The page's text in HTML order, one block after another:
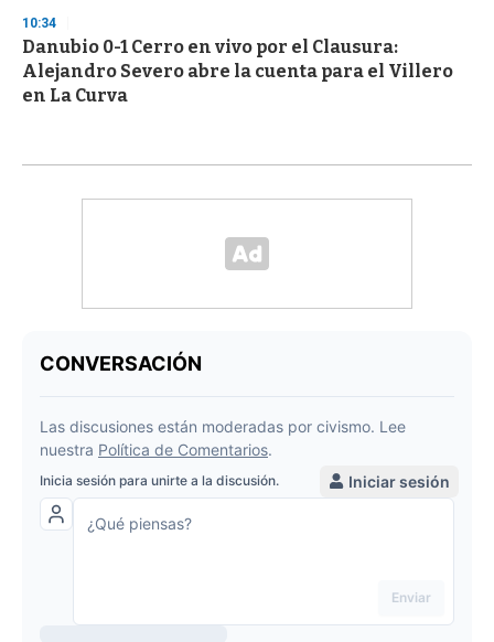
10:34
Danubio 0-1 Cerro en vivo por el Clausura:
Alejandro Severo abre la cuenta para el Villero
en La Curva